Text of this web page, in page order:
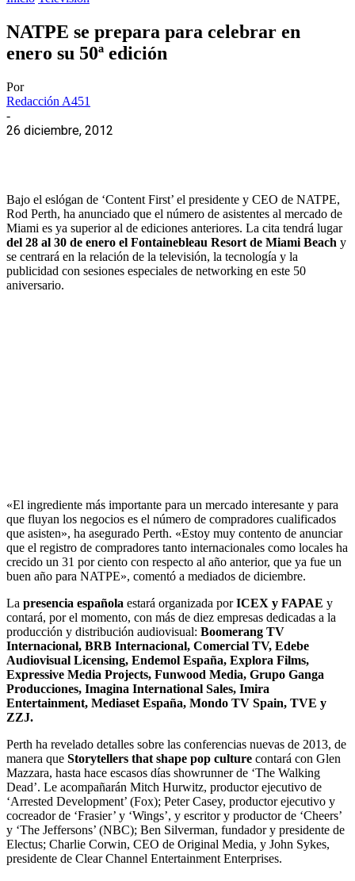
NATPE se prepara para celebrar en
enero su 50ª edición
Por
Redacción A451
-
26 diciembre, 2012
Bajo el eslógan de ‘Content First’ el presidente y CEO de NATPE,
Rod Perth, ha anunciado que el número de asistentes al mercado de
Miami es ya superior al de ediciones anteriores. La cita tendrá lugar
del 28 al 30 de enero el Fontainebleau Resort de Miami Beach y
se centrará en la relación de la televisión, la tecnología y la
publicidad con sesiones especiales de networking en este 50
aniversario.
«El ingrediente más importante para un mercado interesante y para
que fluyan los negocios es el número de compradores cualificados
que asisten», ha asegurado Perth. «Estoy muy contento de anunciar
que el registro de compradores tanto internacionales como locales ha
crecido un 31 por ciento con respecto al año anterior, que ya fue un
buen año para NATPE», comentó a mediados de diciembre.
La presencia española estará organizada porICEX y FAPAE y
contará, por el momento, con más de diez empresas dedicadas a la
producción y distribución audiovisual: Boomerang TV
Internacional, BRB Internacional, Comercial TV, Edebe
Audiovisual Licensing, Endemol España, Explora Films,
Expressive Media Projects, Funwood Media, Grupo Ganga
Producciones, Imagina International Sales, Imira
Entertainment, Mediaset España, Mondo TV Spain, TVE y
ZZJ.
Perth ha revelado detalles sobre las conferencias nuevas de 2013, de
manera que Storytellers that shape pop culture contará con Glen
Mazzara, hasta hace escasos días showrunner de ‘The Walking
Dead’. Le acompañarán Mitch Hurwitz, productor ejecutivo de
‘Arrested Development’ (Fox); Peter Casey, productor ejecutivo y
cocreador de ‘Frasier’ y ‘Wings’, y escritor y productor de ‘Cheers’
y ‘The Jeffersons’ (NBC); Ben Silverman, fundador y presidente de
Electus; Charlie Corwin, CEO de Original Media, y John Sykes,
presidente de Clear Channel Entertainment Enterprises.